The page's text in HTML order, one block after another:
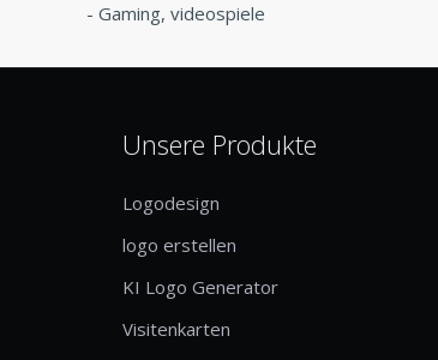
- Gaming, videospiele
Unsere Produkte
Logodesign
logo erstellen
KI Logo Generator
Visitenkarten